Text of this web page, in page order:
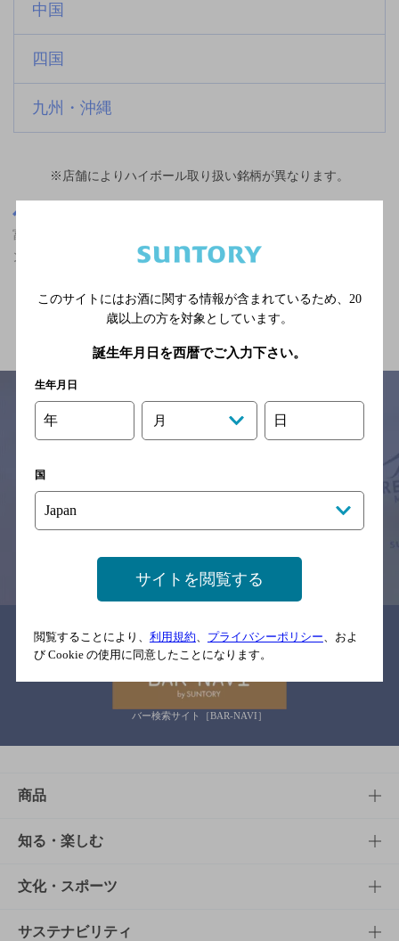
中国
四国
九州・沖縄
※店舗によりハイボール取り扱い銘柄が異なります。
富山県,ザ・プレミアム・モルツ香るエールが飲める,オシャレなフ
ンイキの神泡達人店
関連ページ
※それぞれのお店のメニューや営業時間などの掲載情報については、
予告なしに変更されることがありますので、
念のためお店にご確認の上ご来店くださいますようお願い申し上げま
情報提供：ぐるなび
関連リンク
バー検索サイト［BAR-NAVI］
商品
商品TOP
商品一覧
商品発売情報
知る・楽しむ
知る・楽しむTOP
キャンペーン
文化・スポーツ
文化・スポーツTOP
サステナビリティ
このサイトにはお酒に関する情報が含まれているため、 20
歳以上の方を対象としています。
誕生年月日を西暦でご入力下さい。
生年月日
年 月 日
国
サイトを閲覧する
閲覧することにより、 利用規約、 プライバシーポリシー、およ
び Cookie の使用に同意したことになります。